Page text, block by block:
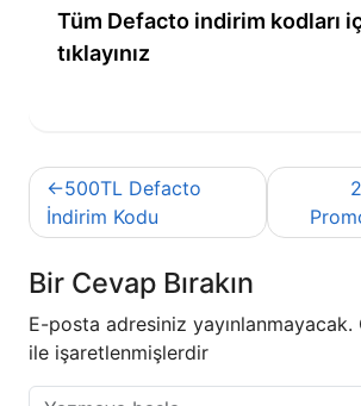
Tüm Defacto indirim kodları
tıklayınız
Yazı
gezinmesi
500TL Defacto
İndirim Kodu
Bir Cevap Bırakın
E-posta adresiniz yayınlanmayacak.
ile işaretlenmişlerdir